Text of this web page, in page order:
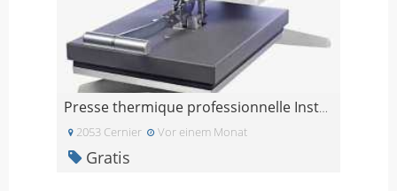
Presse thermique professionnelle Insta 204
2053 Cernier Vor einem Monat
Gratis